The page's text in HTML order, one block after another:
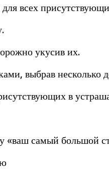
всех
укусив их.
выбрав несколько
в
самый большой